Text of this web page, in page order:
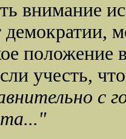
внимание
демократии,
положение
учесть,
с